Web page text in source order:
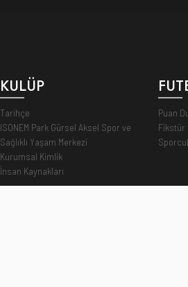
KULÜP
Tarihçe
ISONEM Park Gürsel Aksel Spor ve
Sağlıklı Yaşam Merkezi
Kurumsal Kimlik
İnsan Kaynakları
Puan
Fikstür